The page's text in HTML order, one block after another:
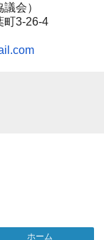
会）
町3-26-4
ホーム